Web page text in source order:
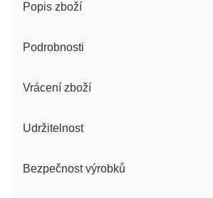
Popis zboží
Podrobnosti
Vrácení zboží
Udržitelnost
Bezpečnost výrobků